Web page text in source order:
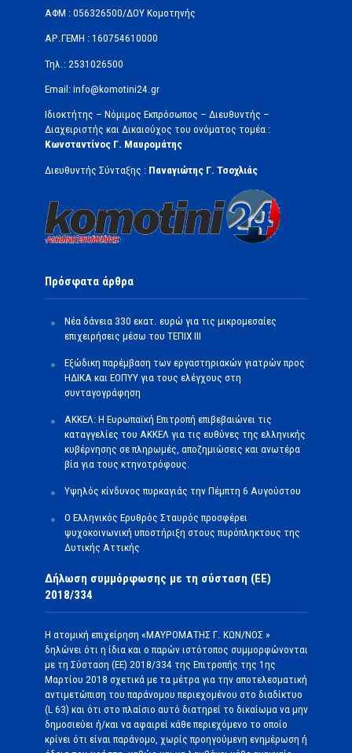
ΑΦΜ : 056326500/ΔOΥ Κομοτηνής
ΑΡ.ΓΕΜΗ : 160754610000
Τηλ.: 2531026500
Email: info@komotini24.gr
Ιδιοκτήτης – Νόμιμος Εκπρόσωπος – Διευθυντής –
Διαχειριστής και Δικαιούχος του ονόματος τομέα :
Κωνσταντίνος Γ. Μαυρομάτης
Διευθυντής Σύνταξης : Παναγιώτης Γ. Τσοχλιάς
Πρόσφατα άρθρα
Νέα δάνεια 330 εκατ. ευρώ για τις μικρομεσαίες
επιχειρήσεις μέσω του ΤΕΠΙΧ ΙΙΙ
Εξώδικη παρέμβαση των εργαστηριακών γιατρών προς
ΗΔΙΚΑ και ΕΟΠΥΥ για τους ελέγχους στη
συνταγογράφηση
ΑΚΚΕΛ: Η Ευρωπαϊκή Επιτροπή επιβεβαιώνει τις
καταγγελίες του ΑΚΚΕΛ για τις ευθύνες της ελληνικής
κυβέρνησης σε πληρωμές, αποζημιώσεις και ανωτέρα
βία για τους κτηνοτρόφους.
Υψηλός κίνδυνος πυρκαγιάς την Πέμπτη 6 Αυγούστου
Ο Ελληνικός Ερυθρός Σταυρός προσφέρει
ψυχοκοινωνική υποστήριξη στους πυρόπληκτους της
Δυτικής Αττικής
Δήλωση συμμόρφωσης με τη σύσταση (ΕΕ)
2018/334
Η ατομική επιχείρηση «ΜΑΥΡΟΜΑΤΗΣ Γ. ΚΩΝ/ΝΟΣ »
δηλώνει ότι η ίδια και ο παρών ιστότοπος συμμορφώνονται
με τη Σύσταση (ΕΕ) 2018/334 της Επιτροπής της 1ης
Μαρτίου 2018 σχετικά με τα μέτρα για την αποτελεσματική
αντιμετώπιση του παράνομου περιεχομένου στο διαδίκτυο
(L 63) και ότι στο πλαίσιο αυτό διατηρεί το δικαίωμα να μην
δημοσιεύει ή/και να αφαιρεί κάθε περιεχόμενο το οποίο
κρίνει ότι είναι παράνομο, χωρίς προηγούμενη ενημέρωση ή